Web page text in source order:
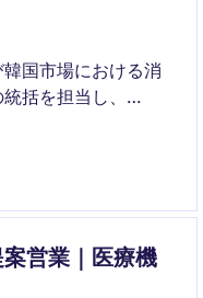
国市場における消
括を担当し、
を活用して成長を
営業｜医療機